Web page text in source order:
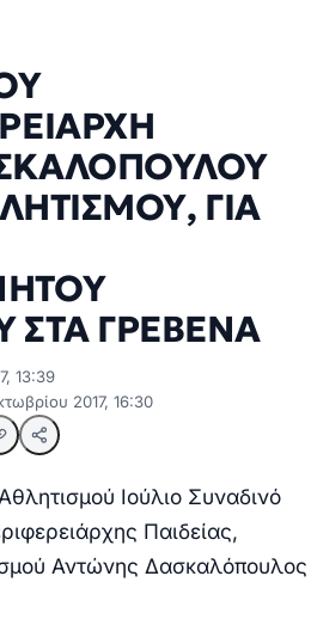
ΓΙΑ
ΣΤΑ ΓΡΕΒΕΝΑ
13:39
2017, 16:30
Ιούλιο Συναδινό
Παιδείας,
Αντώνης Δασκαλόπουλος